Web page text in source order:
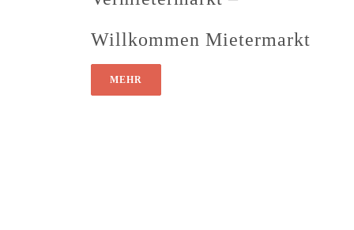
Willkommen Mietermarkt
MEHR